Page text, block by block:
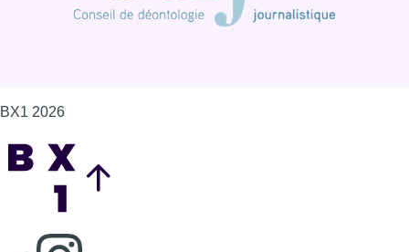
BX1 2026
Consulter page Instagram